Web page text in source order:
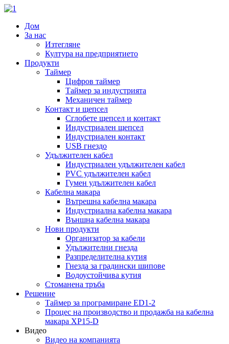
Дом
За нас
Изтегляне
Култура на предприятието
Продукти
Таймер
Цифров таймер
Таймер за индустрията
Механичен таймер
Контакт и щепсел
Сглобете щепсел и контакт
Индустриален щепсел
Индустриален контакт
USB гнездо
Удължителен кабел
Индустриален удължителен кабел
PVC удължителен кабел
Гумен удължителен кабел
Кабелна макара
Вътрешна кабелна макара
Индустриална кабелна макара
Външна кабелна макара
Нови продукти
Организатор за кабели
Удължителни гнезда
Разпределителна кутия
Гнезда за градински шипове
Водоустойчива кутия
Стоманена тръба
Решение
Таймер за програмиране ED1-2
Процес на производство и продажба на кабелна
макара XP15-D
Видео
Видео на компанията